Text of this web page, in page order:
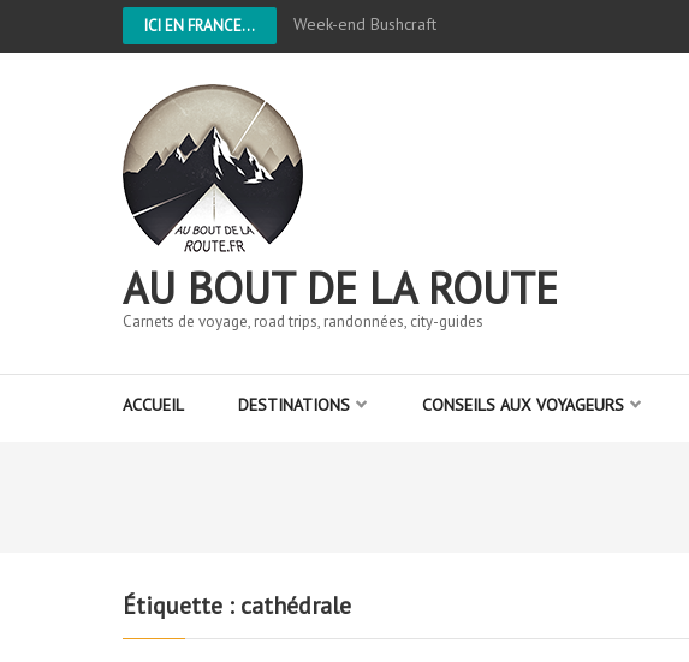
ICI EN FRANCE... Week-end Bushcraft
AU BOUT DE LA ROUTE
Carnets de voyage, road trips, randonnées, city-guides
ACCUEIL DESTINATIONS CONSEILS AUX VOYAGEURS
Étiquette : cathédrale